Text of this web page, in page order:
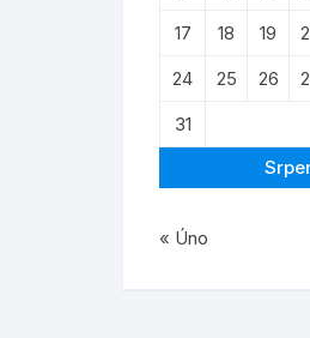
17
18 19
24
25 26
31
« Úno